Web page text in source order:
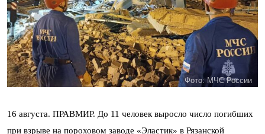
Фото: МЧС России
16 августа. ПРАВМИР. До 11 человек выросло число погибших
при взрыве на пороховом заводе «Эластик» в Рязанской